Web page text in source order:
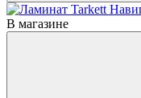
В магазине